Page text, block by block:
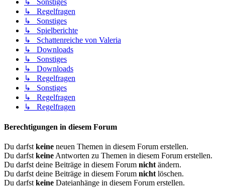
↳ Sonstiges
↳ Regelfragen
↳ Sonstiges
↳ Spielberichte
↳ Schattenreiche von Valeria
↳ Downloads
↳ Sonstiges
↳ Downloads
↳ Regelfragen
↳ Sonstiges
↳ Regelfragen
↳ Regelfragen
Berechtigungen in diesem Forum
Du darfst keine neuen Themen in diesem Forum erstellen.
Du darfst keine Antworten zu Themen in diesem Forum erstellen.
Du darfst deine Beiträge in diesem Forum nicht ändern.
Du darfst deine Beiträge in diesem Forum nicht löschen.
Du darfst keine Dateianhänge in diesem Forum erstellen.